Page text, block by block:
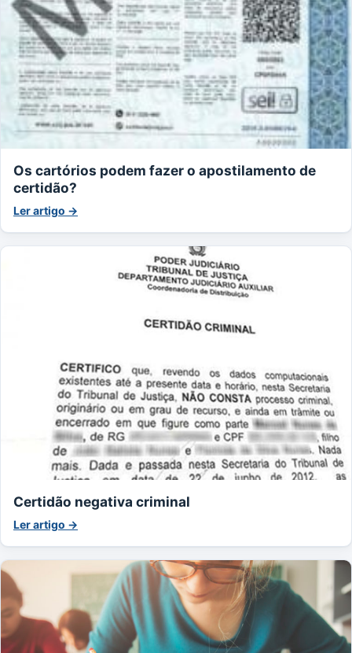
Os cartórios podem fazer o apostilamento de
certidão?
Ler artigo →
Certidão negativa criminal
Ler artigo →